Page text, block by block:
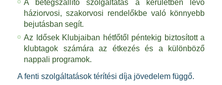
A betegszállító szolgáltatás a kerületben lévő
háziorvosi, szakorvosi rendelőkbe való könnyebb
bejutásban segít.
Az Idősek Klubjaiban hétfőtől péntekig biztosított a
klubtagok számára az étkezés és a különböző
nappali programok.
A fenti szolgáltatások térítési díja jövedelem függő.